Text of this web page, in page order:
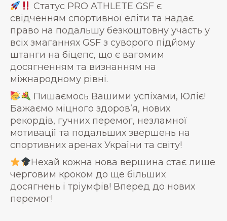
Статус PRO ATHLETE GSF є
свідченням спортивної еліти та надає
право на подальшу безкоштовну участь у
всіх змаганнях GSF з суворого підйому
штанги на біцепс, що є вагомим
досягненням та визнанням на
міжнародному рівні.
Пишаємось Вашими успіхами, Юліє!
Бажаємо міцного здоров’я, нових
рекордів, гучних перемог, незламної
мотивації та подальших звершень на
спортивних аренах України та світу!
Нехай кожна нова вершина стає лише
черговим кроком до ще більших
досягнень і тріумфів! Вперед до нових
перемог!